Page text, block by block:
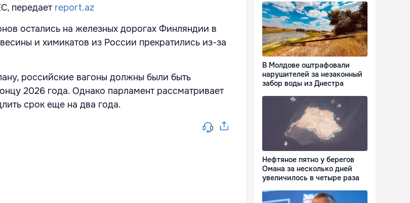
передает report.az
остались на железных дорогах Финляндии в
и химикатов из России прекратились из-за
российские вагоны должны были быть
2026 года. Однако парламент рассматривает
срок еще на два года.
В Молдове оштрафовали
нарушителей за незаконный
забор воды из Днестра
Нефтяное пятно у берегов
Омана за несколько дней
увеличилось в четыре раза